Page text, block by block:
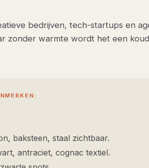
bedrijven, tech-startups en
zonder warmte wordt het een
baksteen, staal zichtbaar.
antraciet, cognac textiel.